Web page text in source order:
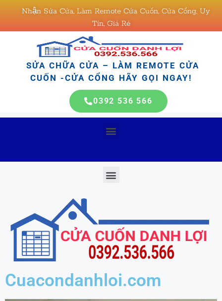
Nhận Sửa Cửa, Làm Remote Cửa Cuốn, Cửa Cổng, Uy
Tín, Giá Rẻ
SỬA CHỮA CỬA – LÀM REMOTE CỬA
CUỐN -CỬA CỔNG HÃY GỌI NGAY!
0392 536 566
Cuacondanhloi.com